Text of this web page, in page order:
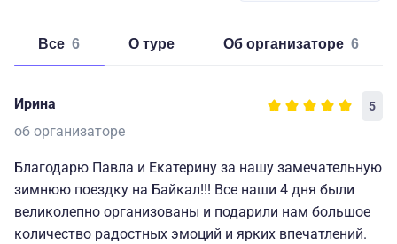
Все 6 о туре об организаторе 6
Ирина 5
об организаторе
Благодарю Павла и Екатерину за нашу замечательную
зимнюю поездку на Байкал!!! Все наши 4 дня были
великолепно организованы и подарили нам большое
количество радостных эмоций и ярких впечатлений.